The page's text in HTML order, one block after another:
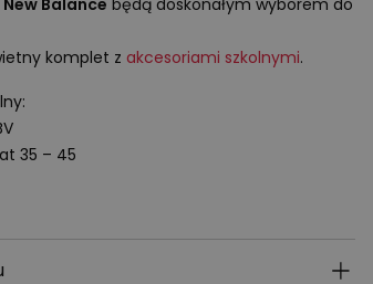
komplet z akcesoriami szkolnymi.
35 – 45